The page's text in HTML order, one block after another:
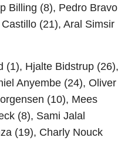
Billing (8), Pedro Bravo
(21), Aral Simsir
(1), Hjalte Bidstrup (26),
Anyembe (24), Oliver
(10), Mees
(8), Sami Jalal
(19), Charly Nouck